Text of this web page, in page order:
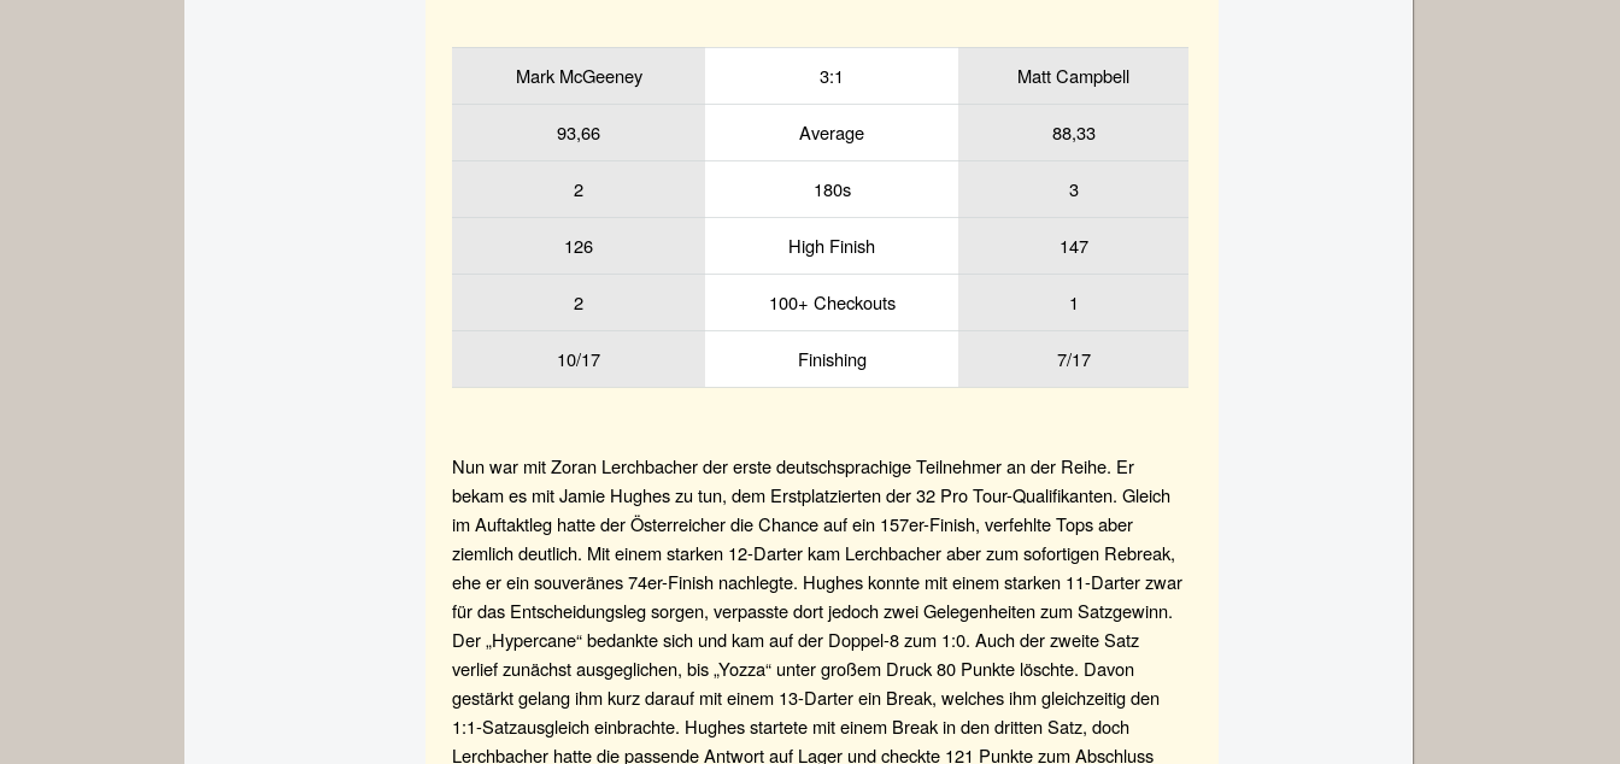
Mark McGeeney 3:1 Matt Campbell
93,66 Average 88,33
2 180s 3
126 High Finish 147
2 100+ Checkouts 1
10/17 Finishing 7/17
Nun war mit Zoran Lerchbacher der erste deutschsprachige Teilnehmer an der Reihe. Er
bekam es mit Jamie Hughes zu tun, dem Erstplatzierten der 32 Pro Tour-Qualifikanten. Gleich
im Auftaktleg hatte der Österreicher die Chance auf ein 157er-Finish, verfehlte Tops aber
ziemlich deutlich. Mit einem starken 12-Darter kam Lerchbacher aber zum sofortigen Rebreak,
ehe er ein souveränes 74er-Finish nachlegte. Hughes konnte mit einem starken 11-Darter zwar
für das Entscheidungsleg sorgen, verpasste dort jedoch zwei Gelegenheiten zum Satzgewinn.
Der „Hypercane“ bedankte sich und kam auf der Doppel-8 zum 1:0. Auch der zweite Satz
verlief zunächst ausgeglichen, bis „Yozza“ unter großem Druck 80 Punkte löschte. Davon
gestärkt gelang ihm kurz darauf mit einem 13-Darter ein Break, welches ihm gleichzeitig den
1:1-Satzausgleich einbrachte. Hughes startete mit einem Break in den dritten Satz, doch
Lerchbacher hatte die passende Antwort auf Lager und checkte 121 Punkte zum Abschluss